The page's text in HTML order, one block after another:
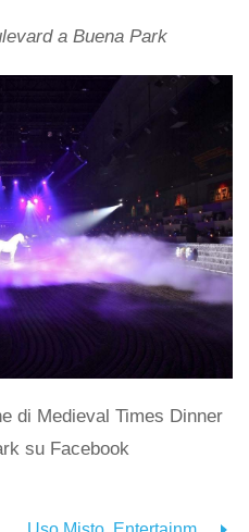
a Buena Park
di Medieval Times Dinner
su Facebook